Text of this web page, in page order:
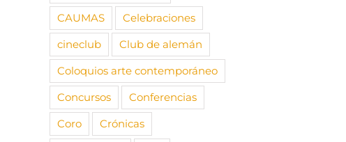
CAUMAS
Celebraciones
cineclub
Club de alemán
Coloquios arte contemporáneo
Concursos
Conferencias
Coro
Crónicas